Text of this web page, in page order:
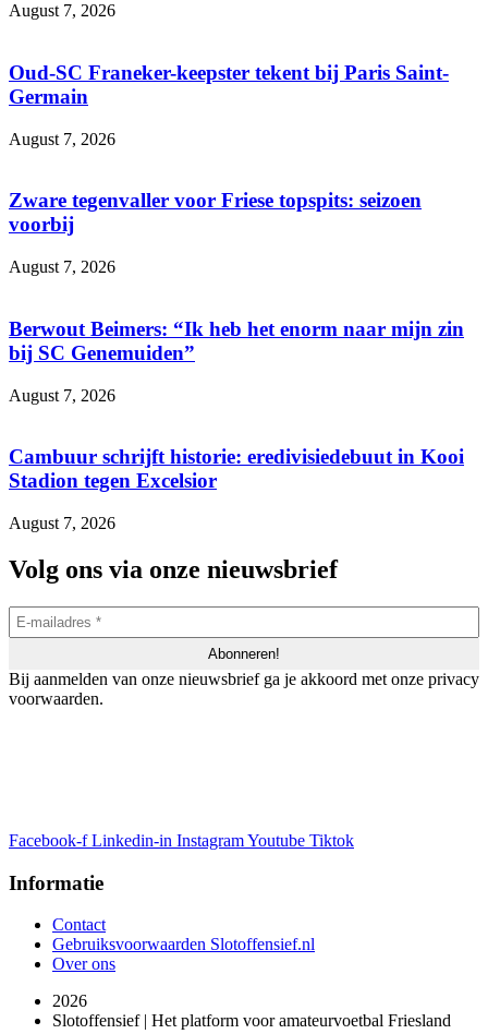
August 7, 2026
Oud-SC Franeker-keepster tekent bij Paris Saint-
Germain
August 7, 2026
Zware tegenvaller voor Friese topspits: seizoen
voorbij
August 7, 2026
Berwout Beimers: “Ik heb het enorm naar mijn zin
bij SC Genemuiden”
August 7, 2026
Cambuur schrijft historie: eredivisiedebuut in Kooi
Stadion tegen Excelsior
August 7, 2026
Volg ons via onze nieuwsbrief
Bij aanmelden van onze nieuwsbrief ga je akkoord met onze privacy
voorwaarden.
Facebook-f Linkedin-in InstagramYoutube Tiktok
Informatie
Contact
Gebruiksvoorwaarden Slotoffensief.nl
Over ons
2026
Slotoffensief | Het platform voor amateurvoetbal Friesland